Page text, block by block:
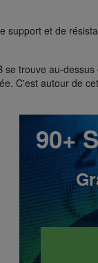
support et de
se trouve au-
C'est autour de
90+